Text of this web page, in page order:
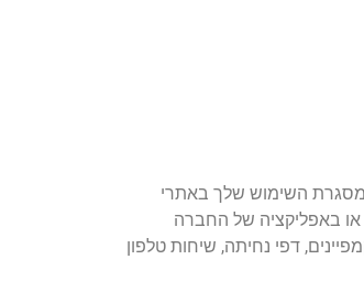
השימוש שלך באתרי
האינטרנט של החברה, ובין השאר, בכתובות the123.co.il, the123licorich.co.il, club.the123.co.il, magazine.the123.co.il, lp.the123.co.il או באפליקציה של החברה
דפי נחיתה, שיחות טלפון